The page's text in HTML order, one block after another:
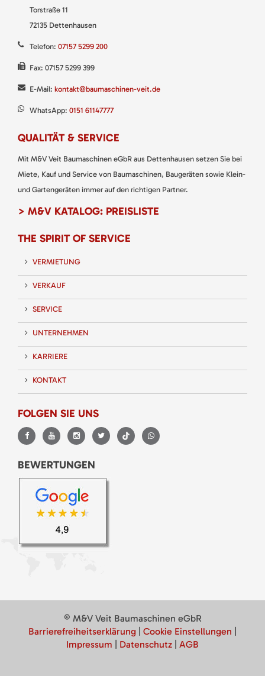
Torstraße 11
72135 Dettenhausen
Telefon: 07157 5299 200
Fax: 07157 5299 399
E-Mail: kontakt@baumaschinen-veit.de
WhatsApp: 0151 61147777
QUALITÄT & SERVICE
Mit M&V Veit Baumaschinen eGbR aus Dettenhausen setzen Sie bei
Miete, Kauf und Service von Baumaschinen, Baugeräten sowie Klein-
und Gartengeräten immer auf den richtigen Partner.
> M&V KATALOG: PREISLISTE
THE SPIRIT OF SERVICE
VERMIETUNG
VERKAUF
SERVICE
UNTERNEHMEN
KARRIERE
KONTAKT
FOLGEN SIE UNS
BEWERTUNGEN
© M&V Veit Baumaschinen eGbR
Barrierefreiheitserklärung
Cookie Einstellungen
Impressum
Datenschutz AGB